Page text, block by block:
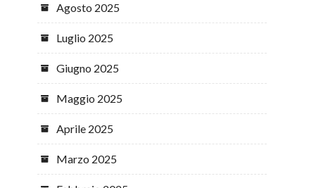
Agosto 2025
Luglio 2025
Giugno 2025
Maggio 2025
Aprile 2025
Marzo 2025